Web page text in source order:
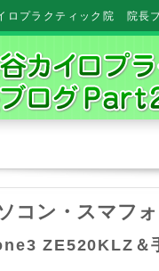
ロプラクティック院 院長
コン・スマフォ
ZE520KLZ＆